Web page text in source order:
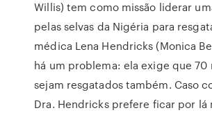
Willis) tem como missão liderar
pelas selvas da Nigéria para
médica Lena Hendricks (Monica
há um problema: ela exige que 70
sejam resgatados também. Caso
Dra. Hendricks prefere ficar por lá